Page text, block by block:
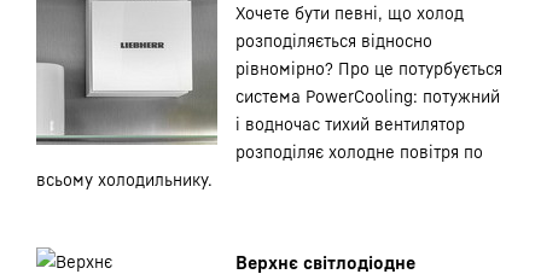
Хочете бути певні, що холод
розподіляється відносно
рівномірно? Про це потурбується
система PowerCooling: потужний
і водночас тихий вентилятор
розподіляє холодне повітря по
всьому холодильнику.
Верхнє світлодіодне